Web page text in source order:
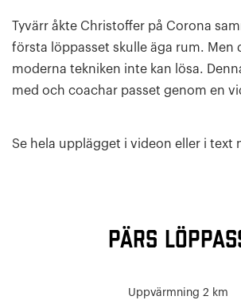
Tyvärr åkte Christoffer på Corona
första löppasset skulle äga rum. Men
moderna tekniken inte kan lösa.
med och coachar passet genom en
Se hela upplägget i videon eller i text
PÄRS
Uppvärmning 2 km